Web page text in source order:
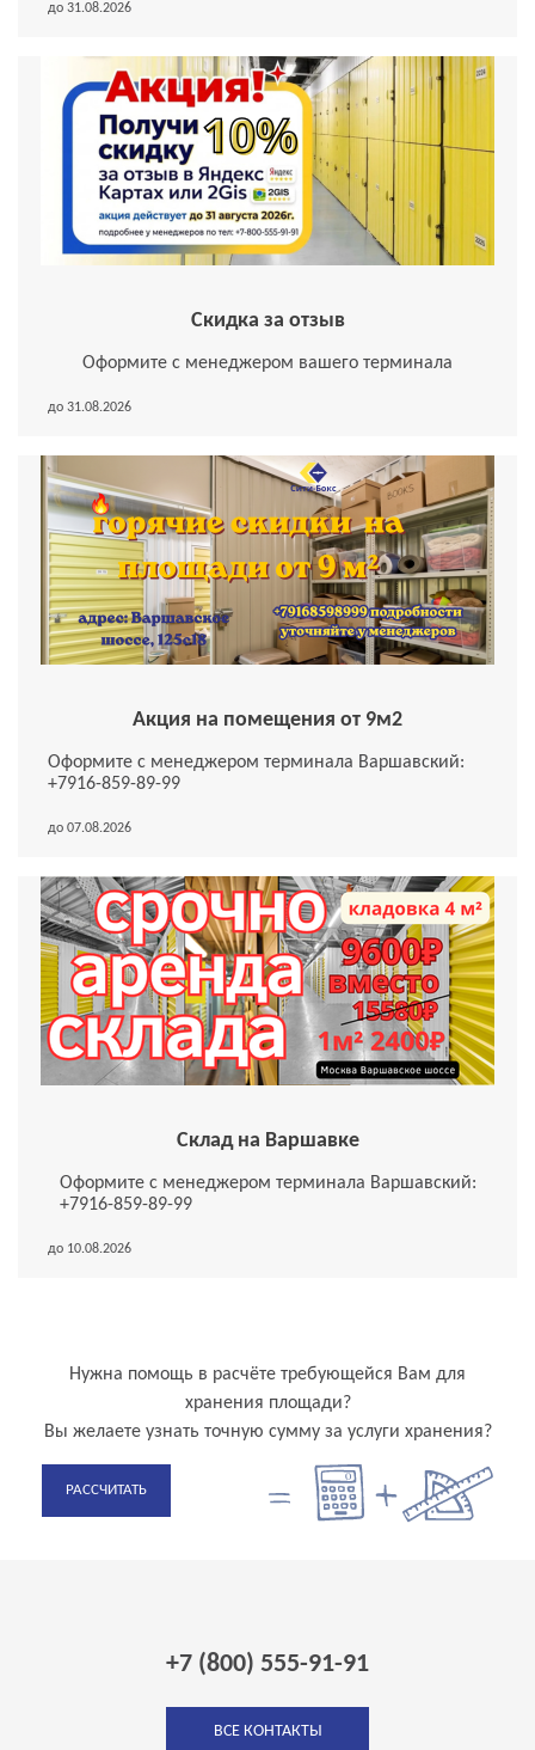
до 31.08.2026
Скидка за отзыв
Оформите с менеджером вашего терминала
до 31.08.2026
Акция на помещения от 9м2
Оформите с менеджером терминала Варшавский:
+7916-859-89-99
до 07.08.2026
Склад на Варшавке
Оформите с менеджером терминала Варшавский:
+7916-859-89-99
до 10.08.2026
Нужна помощь в расчёте требующейся Вам для
хранения площади?
Вы желаете узнать точную сумму за услуги хранения?
РАССЧИТАТЬ
+7 (800) 555-91-91
ВСЕ КОНТАКТЫ